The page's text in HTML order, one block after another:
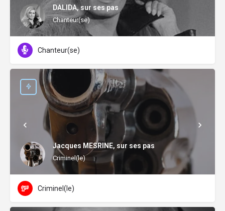
DALIDA, sur ses pas
Chanteur(se)
Chanteur(se)
Jacques MESRINE, sur ses pas
Criminel(le)
Criminel(le)